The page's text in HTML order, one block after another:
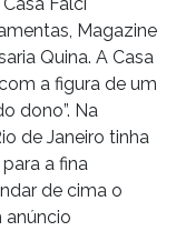
Magazine
Quina. A Casa
a figura de um
dono”. Na
de Janeiro tinha
a fina
de cima o
anúncio